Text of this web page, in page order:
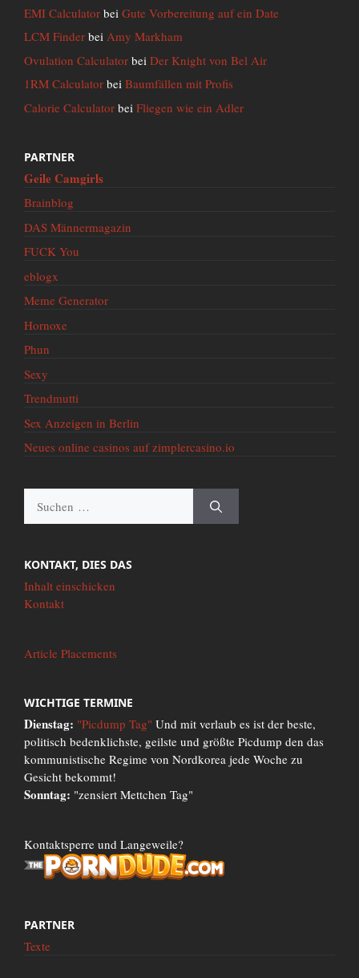
EMI Calculator bei Gute Vorbereitung auf ein Date
LCM Finder bei Amy Markham
Ovulation Calculator bei Der Knight von Bel Air
1RM Calculator bei Baumfällen mit Profis
Calorie Calculator bei Fliegen wie ein Adler
PARTNER
Geile Camgirls
Brainblog
DAS Männermagazin
FUCK You
eblogx
Meme Generator
Hornoxe
Phun
Sexy
Trendmutti
Sex Anzeigen in Berlin
Neues online casinos auf zimplercasino.io
nach:
KONTAKT, DIES DAS
Inhalt einschicken
Kontakt
Article Placements
WICHTIGE TERMINE
Dienstag: "Picdump Tag" Und mit verlaub es ist der beste,
politisch bedenklichste, geilste und größte Picdump den das
kommunistische Regime von Nordkorea jede Woche zu
Gesicht bekommt!
Sonntag: "zensiert Mettchen Tag"
Kontaktsperre und Langeweile?
PARTNER
Texte